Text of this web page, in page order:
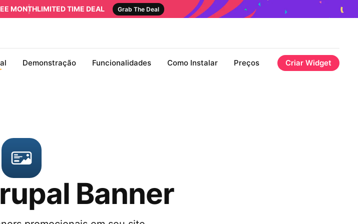
MONTHLIMITED TIME DEAL Grab The Deal
Demonstração Funcionalidades Como Instalar Preços Criar Widget
Banner